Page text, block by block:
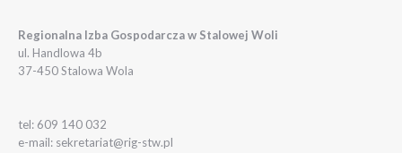
Regionalna Izba Gospodarcza w Stalowej Woli
ul. Handlowa 4b
37-450 Stalowa Wola
tel: 609 140 032
e-mail: sekretariat@rig-stw.pl